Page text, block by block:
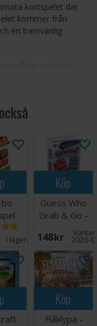
kortspelet där
kommer från
en barnvänlig
måste använda
staplar med 1 till
så att barnen
sin
5 år och uppåt som
bo
I lager: 20+
Köp
Guess Who
Grab & Go -
Reseutgåva
148 SEK 2026-
Köp
Flåklypa -